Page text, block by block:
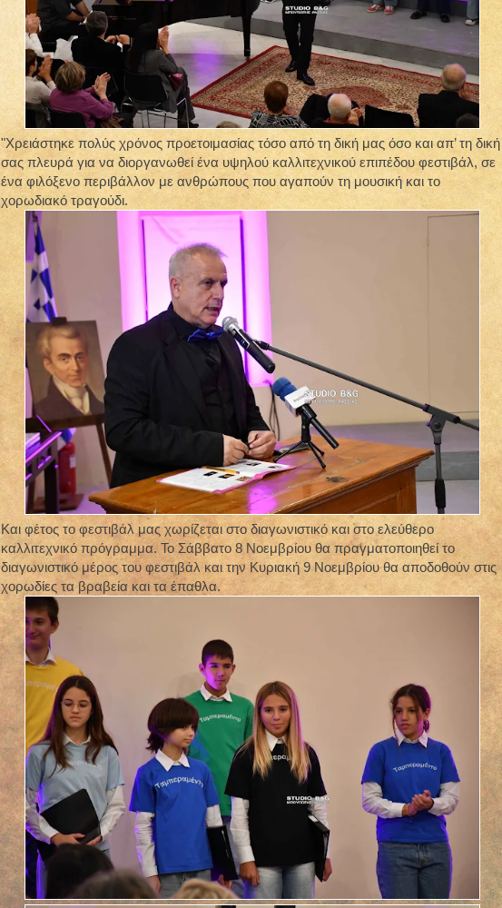
"Χρειάστηκε πολύς χρόνος προετοιμασίας τόσο από τη δική μας όσο και απ’ τη δική
σας πλευρά για να διοργανωθεί ένα υψηλού καλλιτεχνικού επιπέδου φεστιβάλ, σε
ένα φιλόξενο περιβάλλον με ανθρώπους που αγαπούν τη μουσική και το
χορωδιακό τραγούδι.
Και φέτος το φεστιβάλ μας χωρίζεται στο διαγωνιστικό και στο ελεύθερο
καλλιτεχνικό πρόγραμμα. Το Σάββατο 8 Νοεμβρίου θα πραγματοποιηθεί το
διαγωνιστικό μέρος του φεστιβάλ και την Κυριακή 9 Νοεμβρίου θα αποδοθούν στις
χορωδίες τα βραβεία και τα έπαθλα.